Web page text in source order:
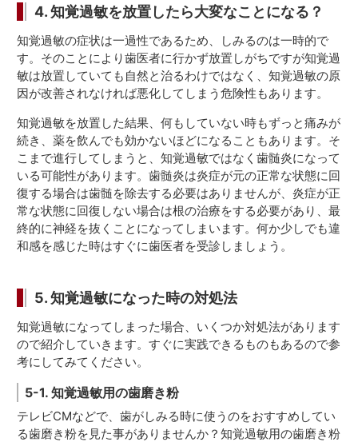
4. 知覚過敏を放置したら大変なことになる？
知覚過敏の症状は一過性であるため、しみるのは一時的で
す。そのことにより歯医者に行かず放置しがちですが知覚過
敏は放置していても自然と治るわけではなく、知覚過敏の原
因が改善されなければ悪化してしまう危険性もあります。
知覚過敏を放置した結果、何もしていない時もずっと痛みが
続き、薬を飲んでも効かないほどになることもあります。そ
こまで進行してしまうと、知覚過敏ではなく歯髄炎になって
いる可能性があります。歯髄炎は炎症が元の正常な状態に回
復する場合は歯髄を除去する必要はありませんが、炎症が正
常な状態に回復しない場合は根の治療をする必要があり、最
終的に神経を抜くことになってしまいます。何か少しでも違
和感を感じた時はすぐに歯医者を受診しましょう。
5. 知覚過敏になった時の対処法
知覚過敏になってしまった場合、いくつか対処法があります
ので紹介していきます。すぐに実践できるものもあるので参
考にしてみてください。
5-1. 知覚過敏用の歯磨き粉
テレビCMなどで、歯がしみる時に使うのをおすすめしてい
る歯磨き粉を見た事がありませんか？知覚過敏用の歯磨き粉